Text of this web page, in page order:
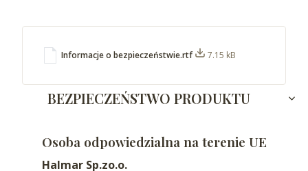
Informacje o bezpieczeństwie.rtf 7.15 kB
BEZPIECZEŃSTWO PRODUKTU
Osoba odpowiedzialna na terenie UE
Halmar Sp.zo.o.